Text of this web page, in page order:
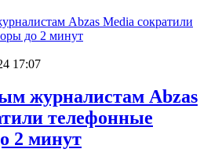
17:07
журналистам Abzas
телефонные
2 минут